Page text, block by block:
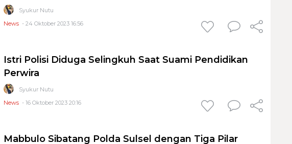
Syukur Nutu
News - 24 Oktober 2023 16:56
Istri Polisi Diduga Selingkuh Saat Suami Pendidikan
Perwira
Syukur Nutu
News - 16 Oktober 2023 20:16
Mabbulo Sibatang Polda Sulsel dengan Tiga Pilar